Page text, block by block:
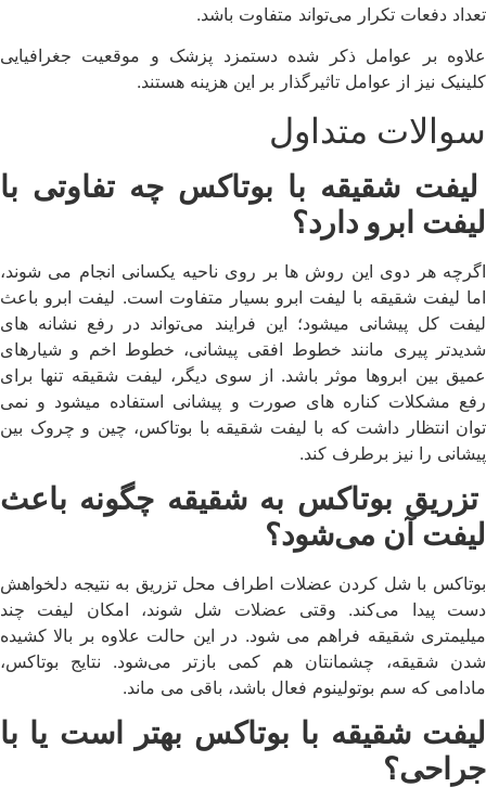
تعداد دفعات تکرار می‌تواند متفاوت باشد.
علاوه بر عوامل ذکر شده دستمزد پزشک و موقعیت جغرافیایی
کلینیک نیز از عوامل تاثیرگذار بر این هزینه هستند.
سوالات متداول
لیفت شقیقه با بوتاکس چه تفاوتی با
لیفت ابرو دارد؟
اگرچه هر دوی این روش ها بر روی ناحیه یکسانی انجام می شوند،
اما لیفت شقیقه با لیفت ابرو بسیار متفاوت است. لیفت ابرو باعث
لیفت کل پیشانی میشود؛ این فرایند می‌تواند در رفع نشانه های
شدیدتر پیری مانند خطوط افقی پیشانی، خطوط اخم و شیارهای
عمیق بین ابروها موثر باشد. از سوی دیگر، لیفت شقیقه تنها برای
رفع مشکلات کناره های صورت و پیشانی استفاده میشود و نمی
توان انتظار داشت که با لیفت شقیقه با بوتاکس، چین و چروک بین
پیشانی را نیز برطرف کند.
تزریق بوتاکس به شقیقه چگونه باعث
لیفت آن می‌شود؟
بوتاکس با شل کردن عضلات اطراف محل تزریق به نتیجه دلخواهش
دست پیدا می‌کند. وقتی عضلات شل شوند، امکان لیفت چند
میلیمتری شقیقه فراهم می شود. در این حالت علاوه بر بالا کشیده
شدن شقیقه، چشمانتان هم کمی بازتر می‌شود. نتایج بوتاکس،
مادامی که سم بوتولینوم فعال باشد، باقی می ماند.
لیفت شقیقه با بوتاکس بهتر است یا با
جراحی؟